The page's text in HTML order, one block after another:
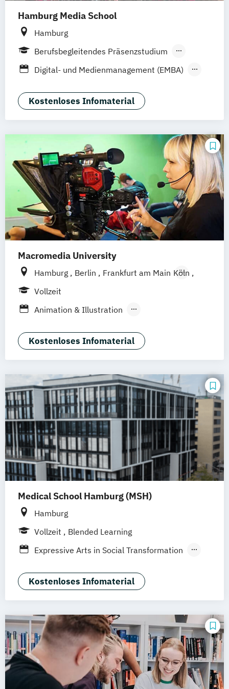
Hamburg Media School
Hamburg
Berufsbegleitendes Präsenzstudium
Vollzeit
Digital- und Medienmanagement (EMBA)
Digitaler Journalismus Film
Werteorientierter Werbefilm
Kostenloses Infomaterial
Macromedia University
Hamburg Berlin Frankfurt am Main Köln
Leipzig
Vollzeit
Animation & Illustration
Design Management (EN)
Digital Music Production
Game Design & Development
Journalismus
Medien- und Kommunikationsdesign
Medien- und Kommunikationsmanagement
Medien- und Kommuni­kations­management
(DE/EN)
Medien- und Werbepsychologie
Musikmanagement Sportjournalismus
Kostenloses Infomaterial
Medical School Hamburg (MSH)
Hamburg
Vollzeit
Blended Learning
Expressive Arts in Social Transformation
Kunsttherapie Musiktherapie
Kostenloses Infomaterial